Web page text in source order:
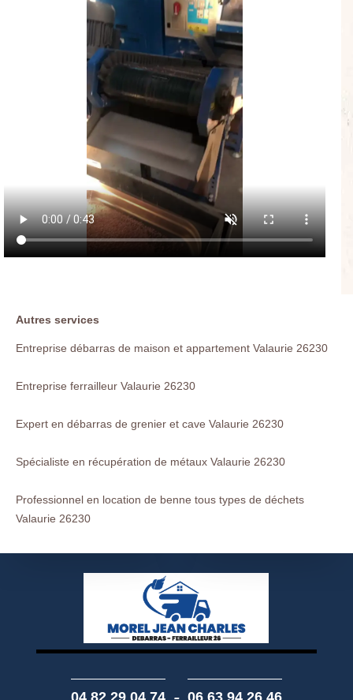
Autres services
Entreprise débarras de maison et appartement Valaurie 26230
Entreprise ferrailleur Valaurie 26230
Expert en débarras de grenier et cave Valaurie 26230
Spécialiste en récupération de métaux Valaurie 26230
Professionnel en location de benne tous types de déchets
Valaurie 26230
04 82 29 04 74 06 63 94 26 46